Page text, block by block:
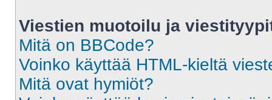
Viestien muotoilu ja
Mitä on BBCode?
Voinko käyttää HTML-kieltä
Mitä ovat hymiöt?